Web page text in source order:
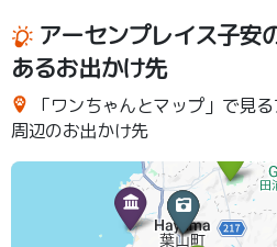
アーセンプレイス子安
あるお出かけ先
「ワンちゃんとマップ」で見
周辺のお出かけ先